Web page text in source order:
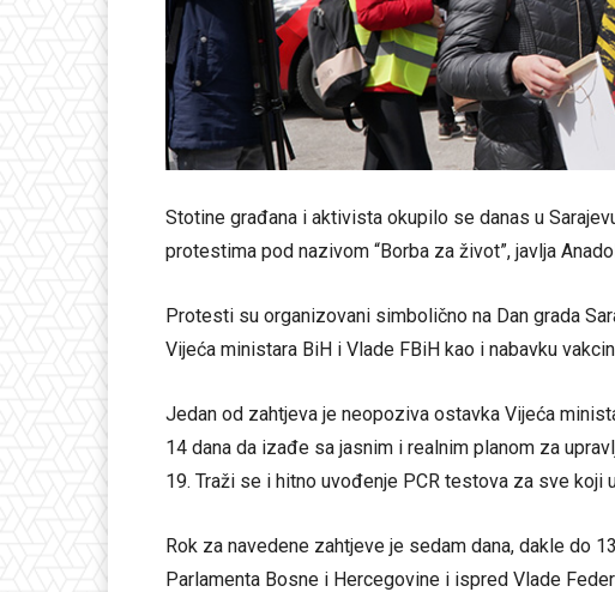
Stotine građana i aktivista okupilo se danas u
protestima pod nazivom “Borba za život”, javlja
Protesti su organizovani simbolično na Dan grada
Vijeća ministara BiH i Vlade FBiH kao i nabavku
Jedan od zahtjeva je neopoziva ostavka Vijeća
14 dana da izađe sa jasnim i realnim planom za
19. Traži se i hitno uvođenje PCR testova za sve koji
Rok za navedene zahtjeve je sedam dana, dakle do
Parlamenta Bosne i Hercegovine i ispred Vlade